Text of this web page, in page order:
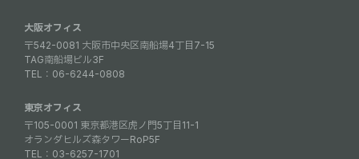
大阪オフィス
〒542-0081 大阪市中央区南船場4丁目7-15
TAG南船場ビル3F
TEL： 06-6244-0808
東京オフィス
〒105-0001 東京都港区虎ノ門5丁目11-1
オランダヒルズ森タワーRoP5F
TEL： 03-6257-1701